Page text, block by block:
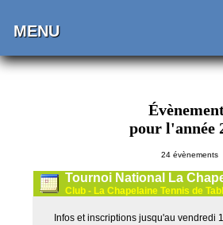
MENU
pour l'année
24 évènements
Tournoi National La
Club - La Chapelaine Tennis de
Infos et inscriptions jusqu'au vendredi